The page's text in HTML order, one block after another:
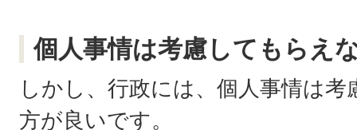
個人事情は考慮してもらえ
しかし、行政には、個人事情は
方が良いです。